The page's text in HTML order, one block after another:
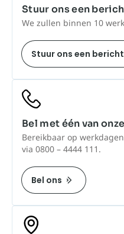
Stuur ons een
We zullen binnen 10
Stuur ons een bericht
Bel met één van
Bereikbaar op
via 0800 – 4444 111.
Bel ons